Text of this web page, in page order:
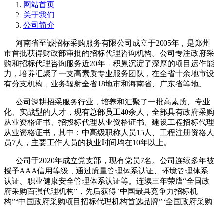
网站首页
关于我们
公司简介
河南省至诚招标采购服务有限公司成立于2005年，是郑州
市首批获得财政部审批的招标代理咨询机构。公司专注政府采
购和招标代理咨询服务近20年，积累沉淀了深厚的项目运作能
力，培养汇聚了一支高素质专业服务团队，在全省十余地市设
有分支机构，业务辐射全省18地市和海南省、广东省等地。
公司深耕招采服务行业，培养和汇聚了一批高素质、专业
化、实战型的人才，现有总部员工40余人，全部具有政府采购
从业资格证书、招投标代理从业资格证书、建设工程招标代理
从业资格证书，其中：中高级职称人员15人、工程注册资格人
员7人，主要工作人员的执业时间均在10年以上。
公司于2020年成立党支部，现有党员7名。公司连续多年被
授予AAA信用等级，通过质量管理体系认证、环境管理体系
认证、职业健康安全管理体系认证等。连续三年荣膺“全国政
府采购百强代理机构”，先后获得“中国最具竞争力招标机
构”“中国政府采购项目招标代理机构首选品牌”“全国政府采购